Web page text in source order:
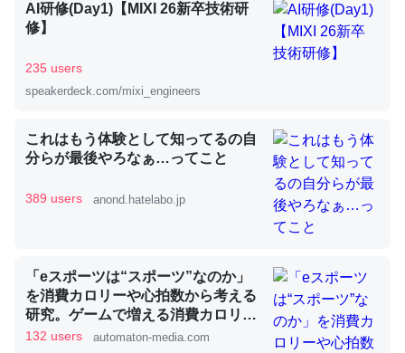
くらい。小説でいう「ずっと前の伏線」は回収されないけ
ど、短期記憶というには多い分量。進化すればするほど分
かりやすく強くなりそう
─GPTの仕組みと限界についての考察（１） - conceptualization
昆虫ってカルシウム少ないのか。知らんかった。調べたら
コオロギのカルシウム分はエビの600分の1程度。
AI研修(Day1)【MIXI 26新卒技術研
修】
235 users
speakerdeck.com/mixi_engineers
これはもう体験として知ってるの自
分らが最後やろなぁ…ってこと
389 users anond.hatelabo.jp
「eスポーツは“スポーツ”なのか」
を消費カロリーや心拍数から考える
研究。ゲームで増える消費カロリー
は、1時間で大体ちくわ1本分 -
132 users automaton-media.com